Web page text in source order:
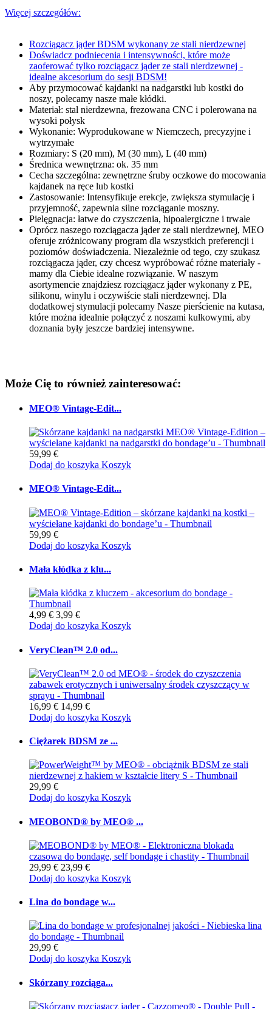
Więcej szczegółów:
Rozciągacz jąder BDSM wykonany ze stali nierdzewnej
Doświadcz podniecenia i intensywności, które może
zaoferować tylko rozciągacz jąder ze stali nierdzewnej -
idealne akcesorium do sesji BDSM!
Aby przymocować kajdanki na nadgarstki lub kostki do
noszy, polecamy nasze małe kłódki.
Materiał: stal nierdzewna, frezowana CNC i polerowana na
wysoki połysk
Wykonanie: Wyprodukowane w Niemczech, precyzyjne i
wytrzymałe
Rozmiary: S (20 mm), M (30 mm), L (40 mm)
Średnica wewnętrzna: ok. 35 mm
Cecha szczególna: zewnętrzne śruby oczkowe do mocowania
kajdanek na ręce lub kostki
Zastosowanie: Intensyfikuje erekcje, zwiększa stymulację i
przyjemność, zapewnia silne rozciąganie moszny.
Pielęgnacja: łatwe do czyszczenia, hipoalergiczne i trwałe
Oprócz naszego rozciągacza jąder ze stali nierdzewnej, MEO
oferuje zróżnicowany program dla wszystkich preferencji i
poziomów doświadczenia. Niezależnie od tego, czy szukasz
rozciągacza jąder, czy chcesz wypróbować różne materiały -
mamy dla Ciebie idealne rozwiązanie. W naszym
asortymencie znajdziesz rozciągacz jąder wykonany z PE,
silikonu, winylu i oczywiście stali nierdzewnej. Dla
dodatkowej stymulacji polecamy Nasze pierścienie na kutasa,
które można idealnie połączyć z noszami kulkowymi, aby
doznania były jeszcze bardziej intensywne.
Może Cię to również zainteresować:
MEO® Vintage-Edit...
59,99 €
Dodaj do koszyka Koszyk
MEO® Vintage-Edit...
59,99 €
Dodaj do koszyka Koszyk
Mała kłódka z klu...
4,99 € 3,99 €
Dodaj do koszyka Koszyk
VeryClean™ 2.0 od...
16,99 € 14,99 €
Dodaj do koszyka Koszyk
Ciężarek BDSM ze ...
29,99 €
Dodaj do koszyka Koszyk
MEOBOND® by MEO® ...
29,99 € 23,99 €
Dodaj do koszyka Koszyk
Lina do bondage w...
29,99 €
Dodaj do koszyka Koszyk
Skórzany rozciąga...